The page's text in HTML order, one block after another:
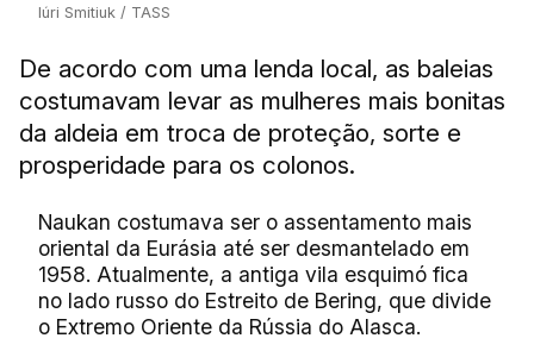
Iúri Smitiuk / TASS
De acordo com uma lenda local, as baleias
costumavam levar as mulheres mais bonitas
da aldeia em troca de proteção, sorte e
prosperidade para os colonos.
Naukan costumava ser o assentamento mais
oriental da Eurásia até ser desmantelado em
1958. Atualmente, a antiga vila esquimó fica
no lado russo do Estreito de Bering, que divide
o Extremo Oriente da Rússia do Alasca.